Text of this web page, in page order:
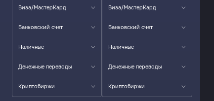
Виза/МастерКард
Банковский счет
Наличные
Денежные переводы
Криптобиржи
Виза/МастерКард
Банковский счет
Наличные
Денежные переводы
Криптобиржи